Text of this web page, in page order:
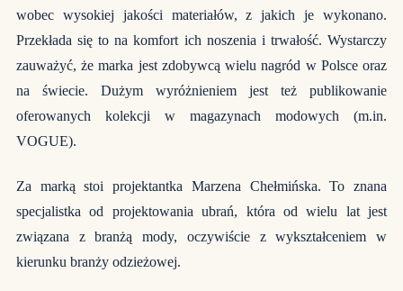
wobec wysokiej jakości materiałów, z jakich je wykonano.
Przekłada się to na komfort ich noszenia i trwałość. Wystarczy
zauważyć, że marka jest zdobywcą wielu nagród w Polsce oraz
na świecie. Dużym wyróżnieniem jest też publikowanie
oferowanych kolekcji w magazynach modowych (m.in.
VOGUE).
Za marką stoi projektantka Marzena Chełmińska. To znana
specjalistka od projektowania ubrań, która od wielu lat jest
związana z branżą mody, oczywiście z wykształceniem w
kierunku branży odzieżowej.